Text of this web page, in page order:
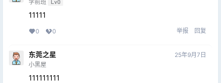
学前班 Lv0
11111
0 0 举报 回复
东莞之星
小黑屋
25年9月7日
111111111